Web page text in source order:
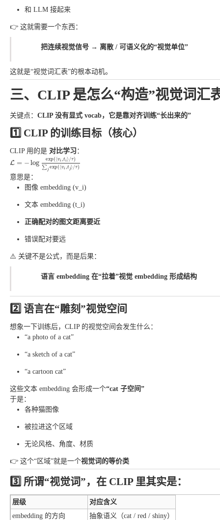
和 LLM 接起来
👉 这就需要一个东西：
把连续视觉信号 → 离散 / 可语义化的“视觉单位”
这就是“视觉词汇表”的根本动机。
三、CLIP 是怎么“构造”视觉词汇
关键点： CLIP 没有显式 vocab，它是靠对齐训练“长出来的”
1️⃣ CLIP 的训练目标（核心）
CLIP 用的是 对比学习 ：
L = − log exp(⟨vi,ti⟩/τ)
∑ j exp(⟨vi,tj⟩/τ)
logexp(⟨vi,ti⟩/ τ)∑jexp
意思是：
图像 embedding (v_i)
文本 embedding (t_i)
正确配对的图文距离要近
错误配对要远
⚠️ 关键不是公式，而是后果：
语言 embedding 在“拉着”视觉 embedding 形成结构
2️⃣ 语言在“雕刻”视觉空间
想象一下训练后，CLIP 的视觉空间会发生什么：
“a photo of a cat”
“a sketch of a cat”
“a cartoon cat”
这些文本 embedding 会形成一个“cat 子空间”
于是：
各种猫图像
被拉进这个区域
无论风格、角度、材质
👉 这个“区域”就是一个视觉词的等价类
3️⃣ 所谓“视觉词”，在 CLIP 里其实是：
层级
对应含义
embedding 的方向
抽象语义（cat / red / shiny）